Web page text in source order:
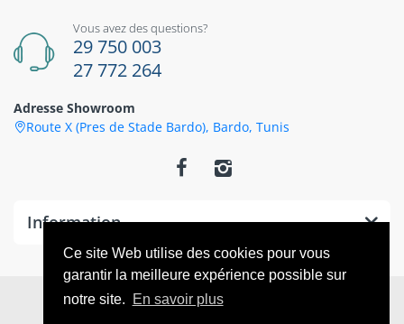
Ce site Web utilise des cookies pour vous
garantir la meilleure expérience possible sur
notre site.
En savoir plus
Vous avez des questions?
29 750 003
27 772 264
Adresse Showroom
Route X (Pres de Stade Bardo), Bardo, Tunis
Information
© 2026CoThings. All Rights Reserved